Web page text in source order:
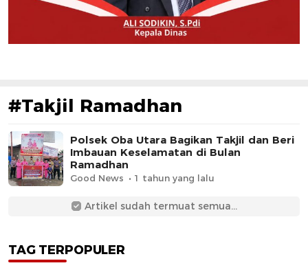
#Takjil Ramadhan
Polsek Oba Utara Bagikan Takjil dan Beri
Imbauan Keselamatan di Bulan
Ramadhan
Good News 1 tahun yang lalu
Artikel sudah termuat semua...
TAG TERPOPULER